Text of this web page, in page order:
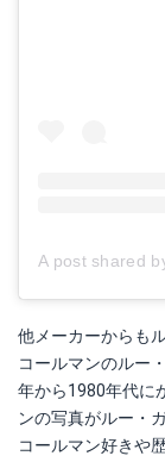
A post shared
他メーカーからも
コールマンのルー
年から1980年代に
ンの写真がルー・
コールマン好きや